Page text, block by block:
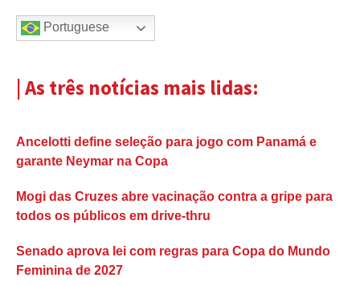
Portuguese
| As três notícias mais lidas:
Ancelotti define seleção para jogo com Panamá e
garante Neymar na Copa
Mogi das Cruzes abre vacinação contra a gripe para
todos os públicos em drive-thru
Senado aprova lei com regras para Copa do Mundo
Feminina de 2027